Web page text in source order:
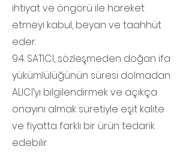
ihtiyat ve öngörü ile hareket
etmeyi kabul, beyan ve taahhüt
eder.
9.4. SATICI, sözleşmeden doğan ifa
yükümlülüğünün süresi dolmadan
ALICI’yı bilgilendirmek ve açıkça
onayını almak suretiyle eşit kalite
ve fiyatta farklı bir ürün tedarik
edebilir.